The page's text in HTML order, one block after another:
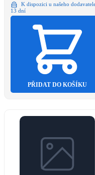
K dispozici u našeho
13 dní
PŘIDAT DO KOŠÍKU